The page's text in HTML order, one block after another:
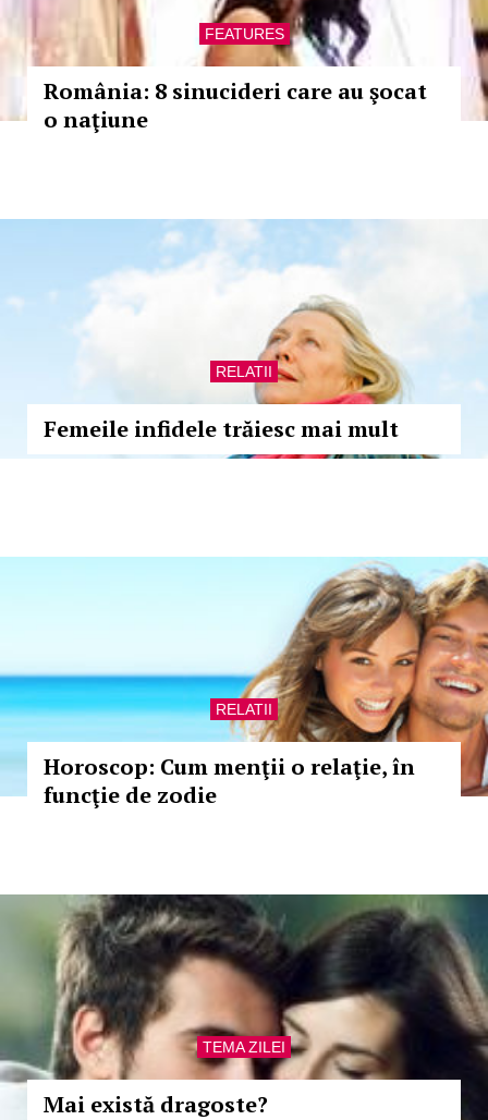
FEATURES
România: 8 sinucideri care au şocat
o naţiune
RELATII
Femeile infidele trăiesc mai mult
RELATII
Horoscop: Cum menţii o relaţie, în
funcţie de zodie
TEMA ZILEI
Mai există dragoste?